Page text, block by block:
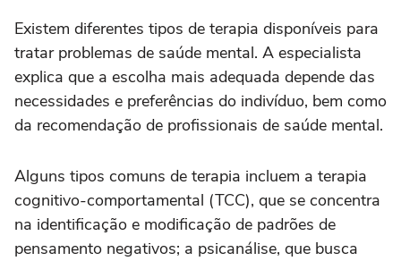
Existem diferentes tipos de terapia disponíveis para
tratar problemas de saúde mental. A especialista
explica que a escolha mais adequada depende das
necessidades e preferências do indivíduo, bem como
da recomendação de profissionais de saúde mental.
Alguns tipos comuns de terapia incluem a terapia
cognitivo-comportamental (TCC), que se concentra
na identificação e modificação de padrões de
pensamento negativos; a psicanálise, que busca